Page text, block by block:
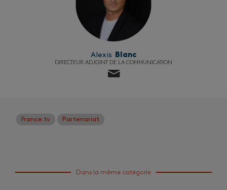
Alexis Blanc
DIRECTEUR ADJOINT DE LA COMMUNICATION
France.tv Partenariat
Dans la même catégorie